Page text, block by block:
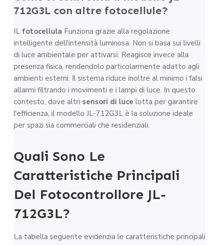
712G3L con altre fotocellule?
IL fotocellula Funziona grazie alla regolazione
intelligente dell'intensità luminosa. Non si basa sui livelli
di luce ambientale per attivarsi. Reagisce invece alla
presenza fisica, rendendolo particolarmente adatto agli
ambienti esterni. Il sistema riduce inoltre al minimo i falsi
allarmi filtrando i movimenti e i lampi di luce. In questo
contesto, dove altri sensori di luce lotta per garantire
l'efficienza, il modello JL-712G3L è la soluzione ideale
per spazi sia commerciali che residenziali.
Quali Sono Le
Caratteristiche Principali
Del Fotocontrollore JL-
712G3L?
La tabella seguente evidenzia le caratteristiche principali